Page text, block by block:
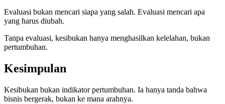
Evaluasi bukan mencari siapa yang salah. Evaluasi mencari apa
yang harus diubah.
Tanpa evaluasi, kesibukan hanya menghasilkan kelelahan, bukan
pertumbuhan.
Kesimpulan
Kesibukan bukan indikator pertumbuhan. Ia hanya tanda bahwa
bisnis bergerak, bukan ke mana arahnya.